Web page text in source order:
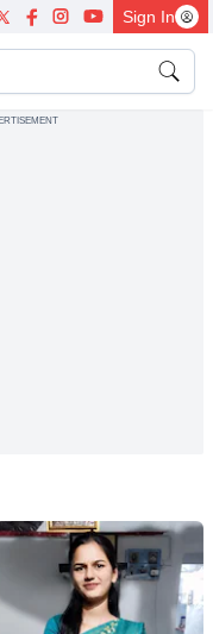
Sign In
eknath shinde ajit